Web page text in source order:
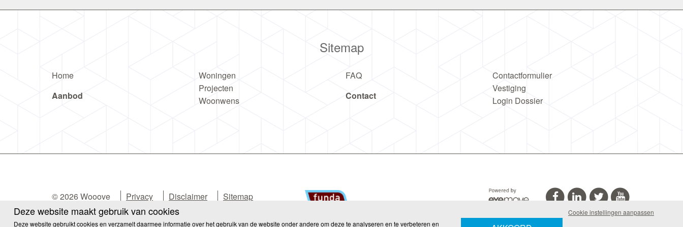
Deze website maakt gebruik van cookies
Deze website gebruikt cookies en verzamelt daarmee informatie over het gebruik van de website onder andere om deze te analyseren en te verbeteren en
Cookie instellingen aanpassen
Sitemap
Home
Aanbod
Woningen
Projecten
Woonwens
FAQ
Contact
Contactformulier
Vestiging
Login Dossier
© 2026 Wooove Privacy Disclaimer Sitemap
Cookies